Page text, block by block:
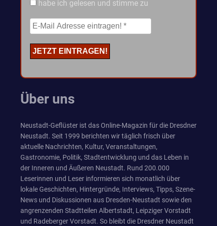
habe ich gelesen und stimme zu
Über uns
Neustadt-Geflüster ist das Online-Magazin für die Dresdner
Neustadt. Seit 1999 berichten wir täglich frisch über
aktuelle Nachrichten, Kultur, Veranstaltungen,
Gastronomie, Politik, Stadtentwicklung und das Leben in
der Inneren und Äußeren Neustadt. Rund 200.000
Leserinnen und Leser informieren sich monatlich über
lokale Geschichten, Hintergründe, Interviews, Tipps, Szene-
News und Diskussionen aus Dresden-Neustadt sowie den
angrenzenden Stadtteilen Albertstadt, Leipziger Vorstadt
und Radeberger Vorstadt. So bleibt die Dresdner Neustadt